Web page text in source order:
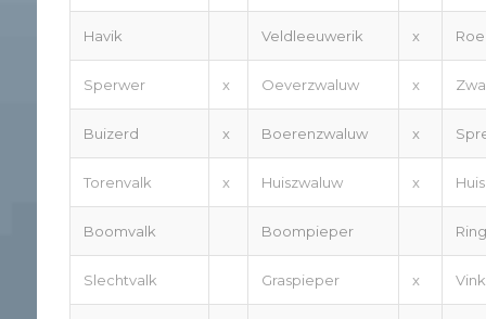
Havik Veldleeuwerik x
Sperwer x Oeverzwaluw x
Buizerd x Boerenzwaluw x
Torenvalk x Huiszwaluw x
Boomvalk Boompieper
Slechtvalk Graspieper x Vink